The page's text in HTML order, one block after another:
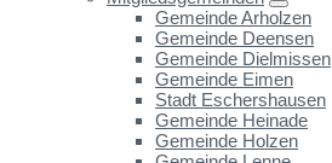
Gemeinde Arholzen
Gemeinde Deensen
Gemeinde Dielmissen
Gemeinde Eimen
Stadt Eschershausen
Gemeinde Heinade
Gemeinde Holzen